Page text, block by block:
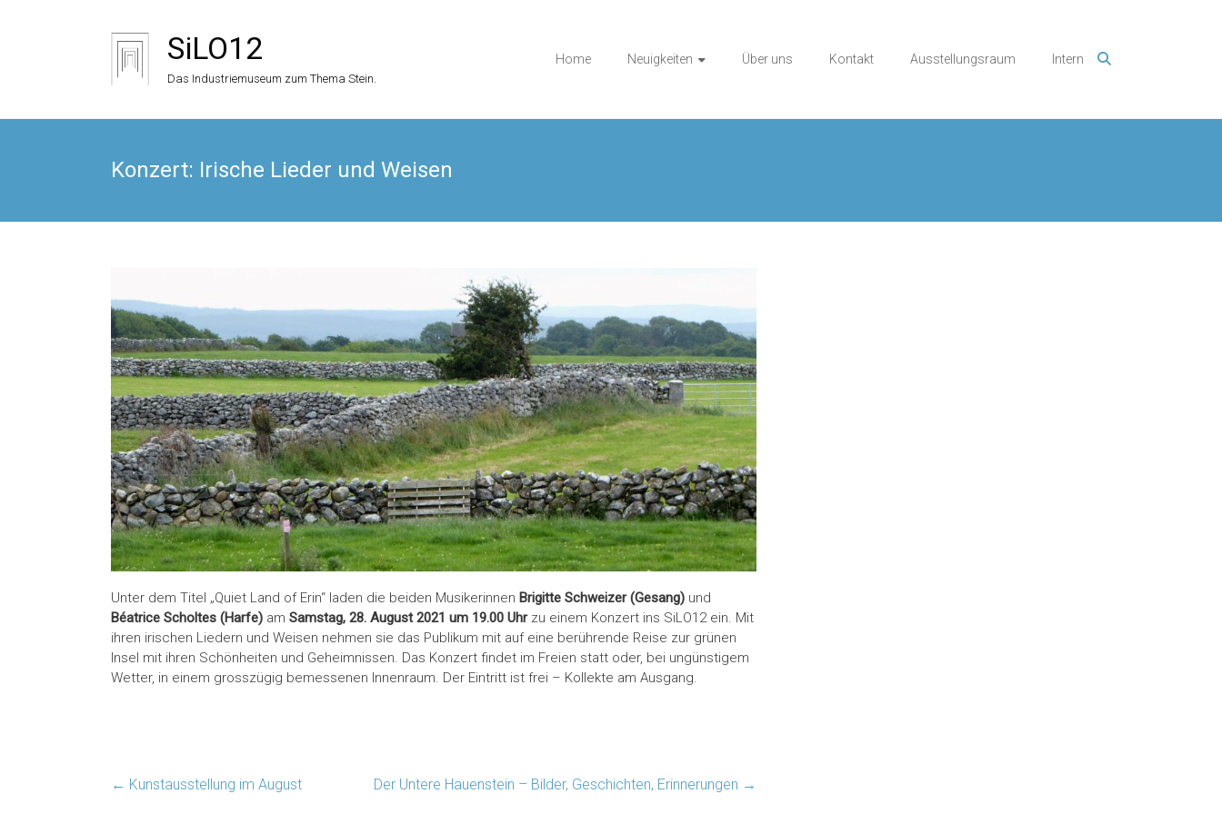
SiLO12
Das Industriemuseum zum Thema Stein.
Home Neuigkeiten Über uns Kontakt Ausstellungsraum Intern
Konzert: Irische Lieder und Weisen
Unter dem Titel „Quiet Land of Erin“ laden die beiden Musikerinnen Brigitte Schweizer (Gesang) und
Béatrice Scholtes (Harfe) am Samstag, 28. August 2021 um 19.00 Uhr zu einem Konzert ins SiLO12 ein. Mit
ihren irischen Liedern und Weisen nehmen sie das Publikum mit auf eine berührende Reise zur grünen
Insel mit ihren Schönheiten und Geheimnissen. Das Konzert findet im Freien statt oder, bei ungünstigem
Wetter, in einem grosszügig bemessenen Innenraum. Der Eintritt ist frei – Kollekte am Ausgang.
← Kunstausstellung im August Der Untere Hauenstein – Bilder, Geschichten, Erinnerungen →